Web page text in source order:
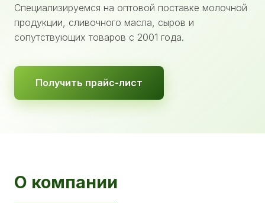
Специализируемся на оптовой поставке молочной
продукции, сливочного масла, сыров и
сопутствующих товаров с 2001 года.
Получить прайс-лист
О компании